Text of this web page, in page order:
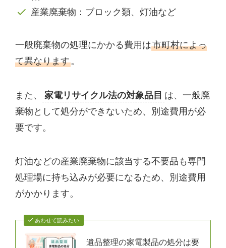
産業廃棄物：ブロック類、灯油など
一般廃棄物の処理にかかる費用は市町村によっ
て異なります 。
また、 家電リサイクル法の対象品目 は、一般廃
棄物として処分ができないため、別途費用が必
要です。
灯油などの産業廃棄物に該当する不要品も専門
処理場に持ち込みが必要になるため、別途費用
がかかります。
あわせて読みたい
遺品整理の家電製品の処分は要